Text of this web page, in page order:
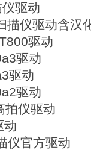
驱动
描仪驱动含汉
驱动
驱动
驱动
驱动
拍仪驱动
动
仪官方驱动